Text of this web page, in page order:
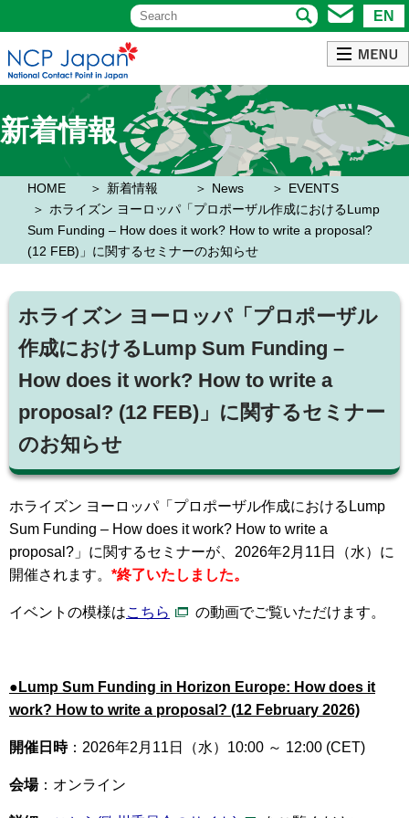
EN
新着情報
HOME 新着情報 News
EVENTS
ホライズン ヨーロッパ「プロポーザル作成におけるLump
Sum Funding – How does it work? How to write a proposal?
(12 FEB)」に関するセミナーのお知らせ
ホライズン ヨーロッパ「プロポーザル
作成におけるLump Sum Funding –
How does it work? How to write a
proposal? (12 FEB)」に関するセミナー
のお知らせ
ホライズン ヨーロッパ「プロポーザル作成におけるLump
Sum Funding – How does it work? How to write a
proposal?」に関するセミナーが、2026年2月11日（水）に
開催されます。 *終了いたしました。
イベントの模様はこちら の動画でご覧いただけます。
●Lump Sum Funding in Horizon Europe: How does it
work? How to write a proposal? (12 February 2026)
開催日時：2026年2月11日（水）10:00 ～ 12:00 (CET)
会場：オンライン